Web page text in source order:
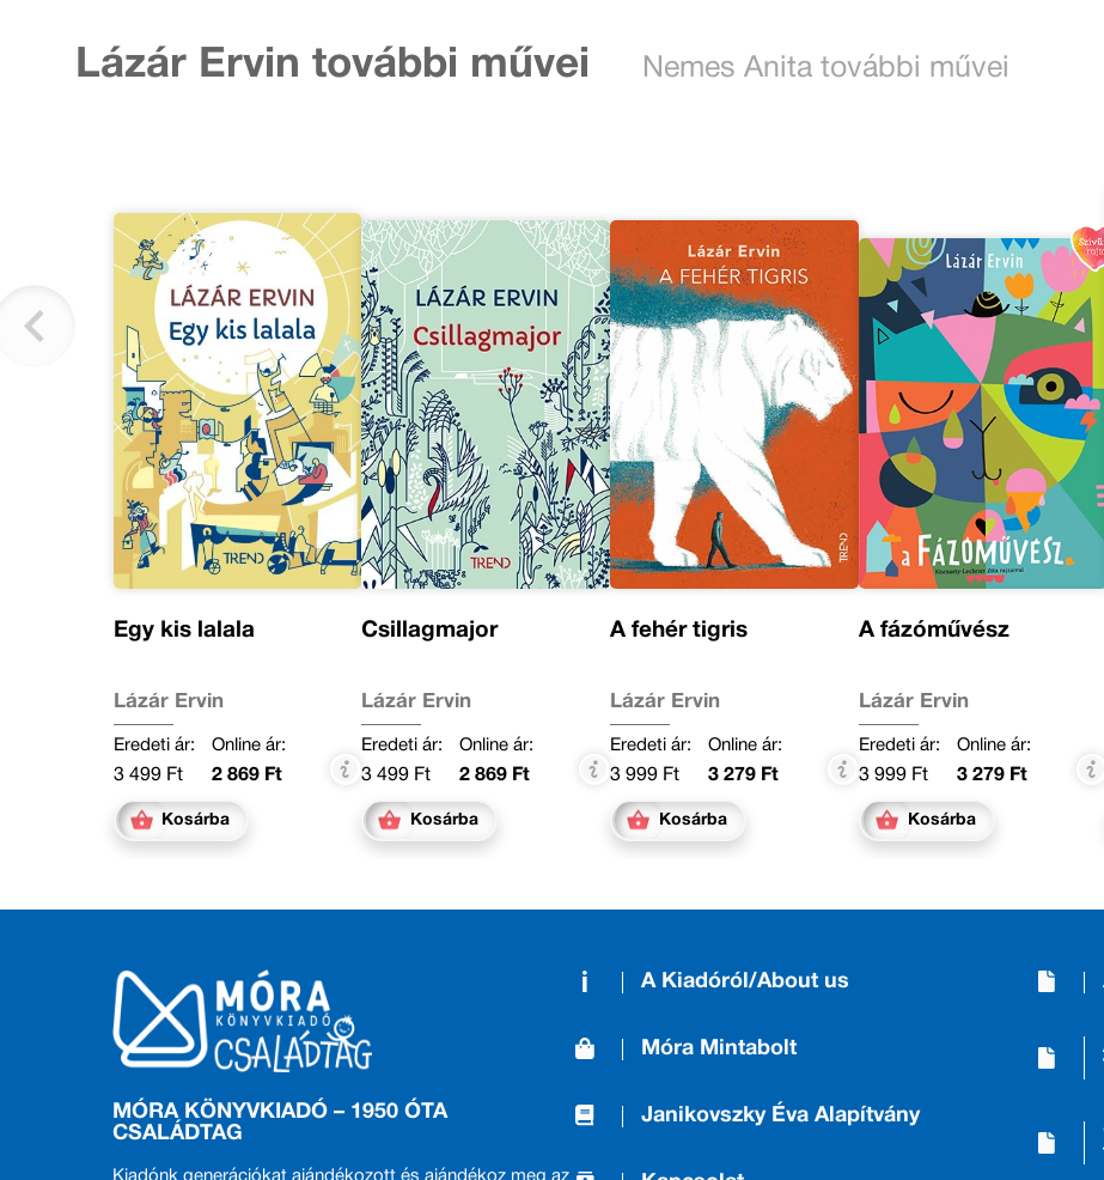
Lázár Ervin további művei Nemes Anita további művei
Egy kis lalala
Lázár Ervin
Eredeti ár:
3 499 Ft
Online ár:
2 869 Ft
Kosárba
Csillagmajor
Lázár Ervin
Eredeti ár:
3 499 Ft
Online ár:
2 869 Ft
Kosárba
A fehér tigris
Lázár Ervin
Eredeti ár:
3 999 Ft
Online ár:
3 279 Ft
Kosárba
A fázóművész
Lázár Ervin
Eredeti ár:
3 999 Ft
Online ár:
3 279 Ft
Kosárba
MÓRA KÖNYVKIADÓ – 1950 ÓTA
CSALÁDTAG
Kiadónk generációkat ajándékozott és ajándékoz meg az
A Kiadóról/About us
Móra Mintabolt
Janikovszky Éva Alapítvány